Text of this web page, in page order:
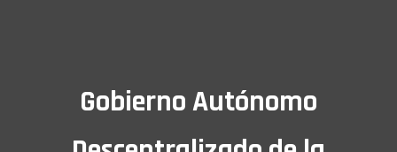
Gobierno Autónomo